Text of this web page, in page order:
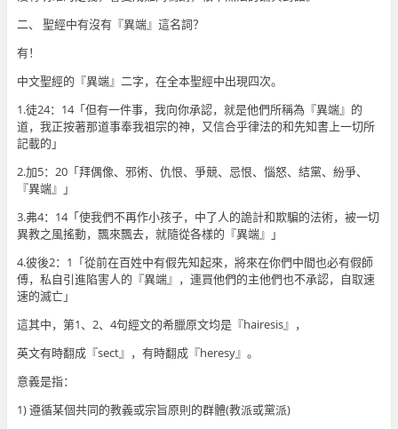
二、 聖經中有沒有『異端』這名詞？
有！
中文聖經的『異端』二字，在全本聖經中出現四次。
1.徒24：14「但有一件事，我向你承認，就是他們所稱為『異端』的
道，我正按著那道事奉我祖宗的神，又信合乎律法的和先知書上一切所
記載的」
2.加5：20「拜偶像、邪術、仇恨、爭競、忌恨、惱怒、結黨、紛爭、
『異端』」
3.弗4：14「使我們不再作小孩子，中了人的詭計和欺騙的法術，被一切
異教之風搖動，飄來飄去，就隨從各樣的『異端』」
4.彼後2：1「從前在百姓中有假先知起來，將來在你們中間也必有假師
傅，私自引進陷害人的『異端』，連買他們的主他們也不承認，自取速
速的滅亡」
這其中，第1、2、4句經文的希臘原文均是『hairesis』，
英文有時翻成『sect』，有時翻成『heresy』。
意義是指：
1) 遵循某個共同的教義或宗旨原則的群體(教派或黨派)